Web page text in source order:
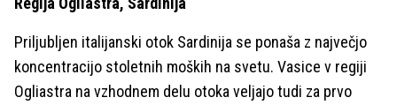
Priljubljen italijanski otok Sardinija se ponaša z največjo
koncentracijo stoletnih moških na svetu. Vasice v regiji
Ogliastra na vzhodnem delu otoka veljajo tudi za prvo